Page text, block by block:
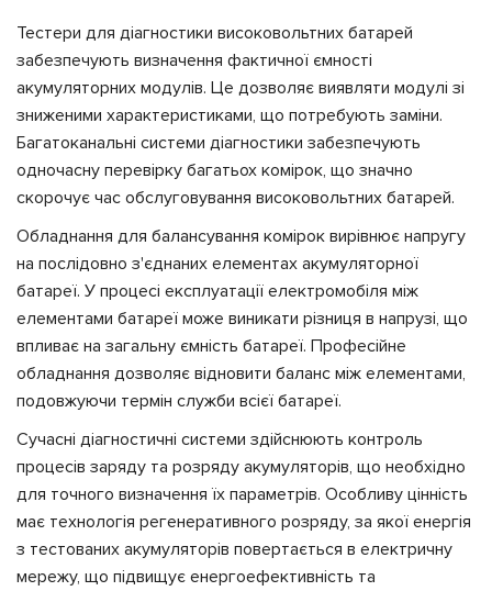
Тестери для діагностики високовольтних батарей
забезпечують визначення фактичної ємності
акумуляторних модулів. Це дозволяє виявляти модулі зі
зниженими характеристиками, що потребують заміни.
Багатоканальні системи діагностики забезпечують
одночасну перевірку багатьох комірок, що значно
скорочує час обслуговування високовольтних батарей.
Обладнання для балансування комірок вирівнює напругу
на послідовно з'єднаних елементах акумуляторної
батареї. У процесі експлуатації електромобіля між
елементами батареї може виникати різниця в напрузі, що
впливає на загальну ємність батареї. Професійне
обладнання дозволяє відновити баланс між елементами,
подовжуючи термін служби всієї батареї.
Сучасні діагностичні системи здійснюють контроль
процесів заряду та розряду акумуляторів, що необхідно
для точного визначення їх параметрів. Особливу цінність
має технологія регенеративного розряду, за якої енергія
з тестованих акумуляторів повертається в електричну
мережу, що підвищує енергоефективність та